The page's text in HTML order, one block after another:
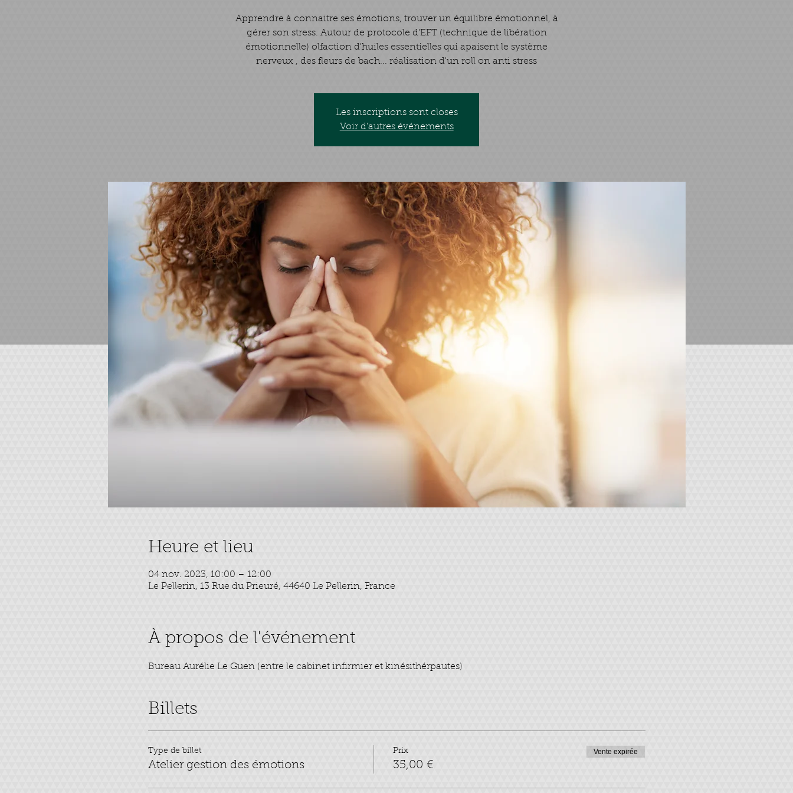
Apprendre à connaitre ses émotions, trouver un équilibre émotionnel, à
gérer son stress. Autour de protocole d'EFT (technique de libération
émotionnelle) olfaction d'huiles essentielles qui apaisent le système
nerveux , des fleurs de bach... réalisation d'un roll on anti stress
Les inscriptions sont closes
Voir d'autres événements
Heure et lieu
04 nov. 2023, 10:00 – 12:00
Le Pellerin, 13 Rue du Prieuré, 44640 Le Pellerin, France
À propos de l'événement
Bureau Aurélie Le Guen (entre le cabinet infirmier et kinésithérpautes)
Billets
Type de billet
Atelier gestion des émotions
Prix
35,00 €
Vente expirée